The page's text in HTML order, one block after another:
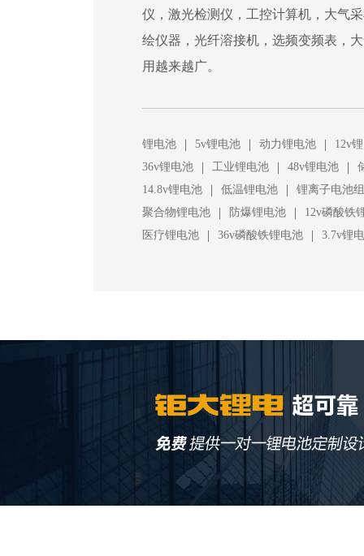
仪，激光检测仪，工控计算机，大气
绘仪器，光纤溶接机，选频变频表，
用越来越广。
锂电池 | 5v锂电池 | 动力锂电池 |
12v
36v锂电池
| 工业锂电池 | 48v锂电池 |
14.8v锂电池
| 低温锂电池 |
锂离子电池组
聚合物锂电池
| 防爆锂电池 |
12v磷酸铁
医疗锂电池
| 36v磷酸铁锂电池 | 3.7v锂